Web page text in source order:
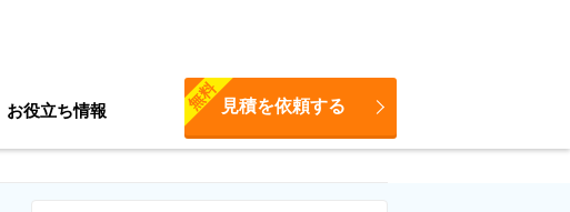
お役立ち情報 見積を依頼する
無料